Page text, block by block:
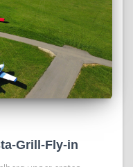
Grill-Fly-in